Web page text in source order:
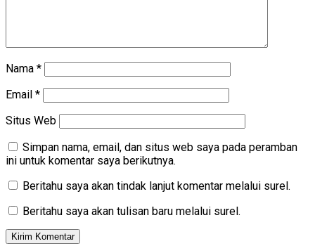
Nama *
Email *
Situs Web
Simpan nama, email, dan situs web saya pada peramban
ini untuk komentar saya berikutnya.
Beritahu saya akan tindak lanjut komentar melalui surel.
Beritahu saya akan tulisan baru melalui surel.